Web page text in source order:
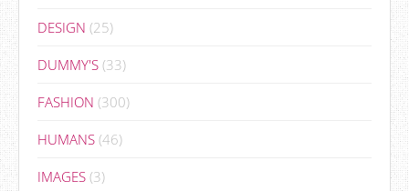
DESIGN (25)
DUMMY'S (33)
FASHION (300)
HUMANS (46)
IMAGES (3)